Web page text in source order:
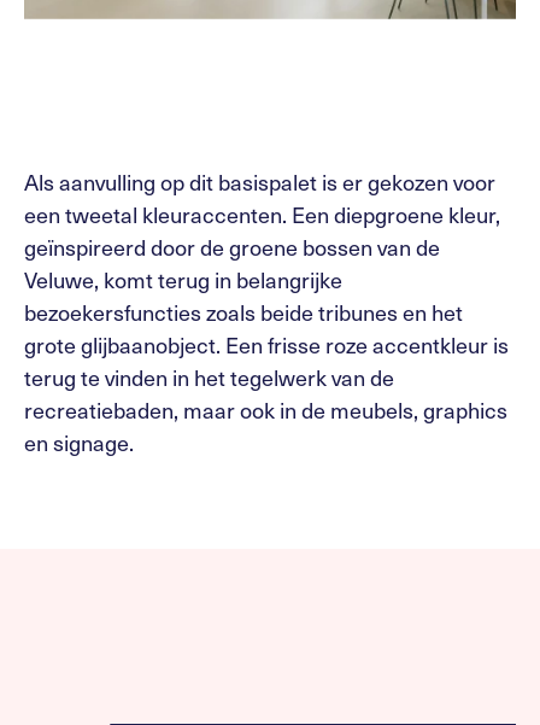
Als aanvulling op dit basispalet is er gekozen voor
een tweetal kleuraccenten. Een diepgroene kleur,
geïnspireerd door de groene bossen van de
Veluwe, komt terug in belangrijke
bezoekersfuncties zoals beide tribunes en het
grote glijbaanobject. Een frisse roze accentkleur is
terug te vinden in het tegelwerk van de
recreatiebaden, maar ook in de meubels, graphics
en signage.